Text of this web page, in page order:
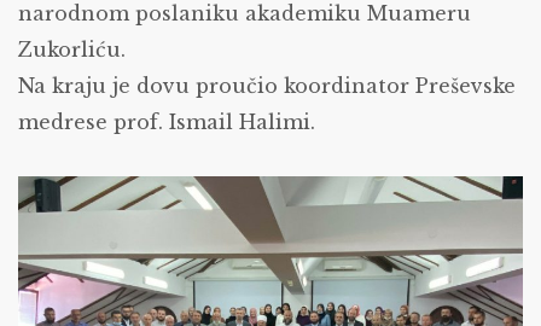
narodnom poslaniku akademiku Muameru
Zukorliću.
Na kraju je dovu proučio koordinator Preševske
medrese prof. Ismail Halimi.